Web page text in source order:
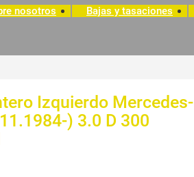
nosotros Bajas y tasaciones
Izquierdo Mercedes-
) 3.0 D 300